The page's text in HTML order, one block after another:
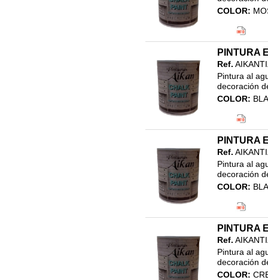
COLOR:
21.EFECTO
PINTURA
PINTURA
Ref.
Pintura al
decoración
COLOR:
21.EFECTO
PINTURA
PINTURA
Ref.
Pintura al
decoración
COLOR:
21.EFECTO
PINTURA
PINTURA
Ref.
Pintura al
decoración
COLOR: